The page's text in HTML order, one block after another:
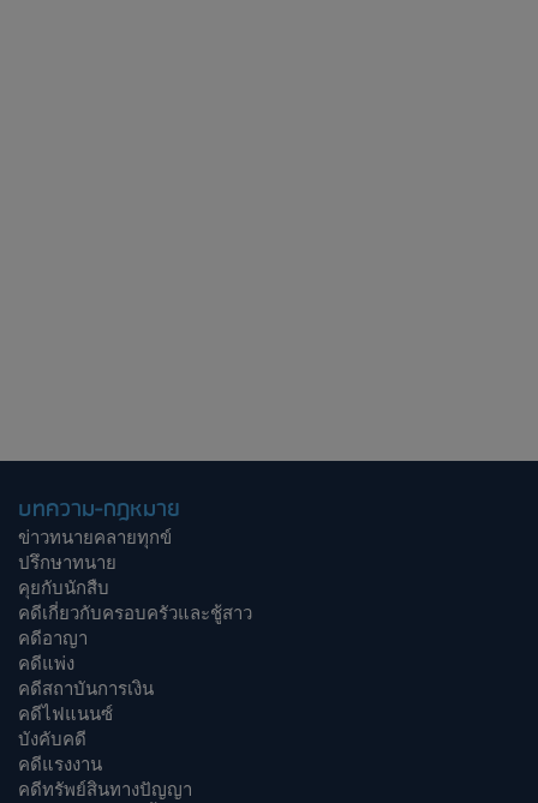
บทความ-กฎหมาย
ข่าวทนายคลายทุกข์
ปรึกษาทนาย
คุยกับนักสืบ
คดีเกี่ยวกับครอบครัวและชู้สาว
คดีอาญา
คดีแพ่ง
คดีสถาบันการเงิน
คดีไฟแนนซ์
บังคับคดี
คดีแรงงาน
คดีทรัพย์สินทางปัญญา